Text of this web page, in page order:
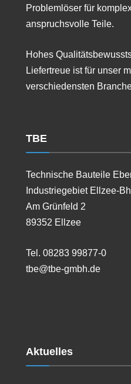
Problemlöser für
anspruchsvolle Teile.
Hohes
Liefertreue ist für unser
verschiedensten
TBE
Technische Bauteile
Industriegebiet Ellzee-
Am Grünfeld 2
89352 Ellzee
Tel. 08283 99877-0
tbe@tbe-gmbh.de
Aktuelles